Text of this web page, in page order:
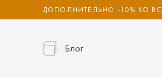
ДОПОЛНИТЕЛЬНО -10% КО
Блог